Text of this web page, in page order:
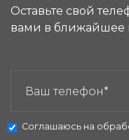
Оставьте свой
вами в ближайшее
Соглашаюсь на